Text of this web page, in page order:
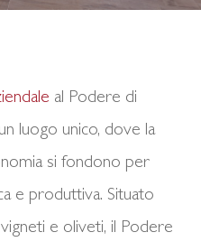
al Podere di
luogo unico, dove la
si fondono per
e produttiva. Situato
e oliveti, il Podere